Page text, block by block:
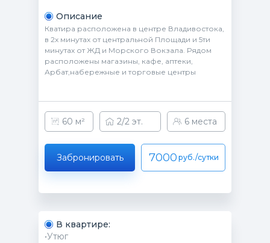
Забронировать
60 м² 2/2 эт. 6 места
руб./сутки
7000
Описание
Кватира расположена в центре Владивостока,
в 2х минутах от центральной Площади и 5ти
минутах от ЖД и Морского Вокзала. Рядом
расположены магазины, кафе, аптеки,
Арбат,набережные и торговые центры
В квартире:
•Утюг